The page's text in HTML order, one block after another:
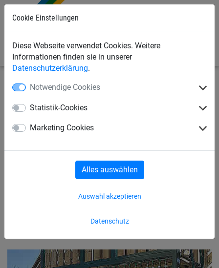
Cookie Einstellungen
Diese Webseite verwendet Cookies. Weitere
Informationen finden sie in unserer
Datenschutzerklärung.
Notwendige Cookies
Statistik-Cookies
Marketing Cookies
Datenschutz
Auswahl akzeptieren
Alles auswählen
Sportnetze Anti-Vandalismusnetze
Fang- und Stoppnetz aus
Clips-Netz, Maschenweite 100
mm